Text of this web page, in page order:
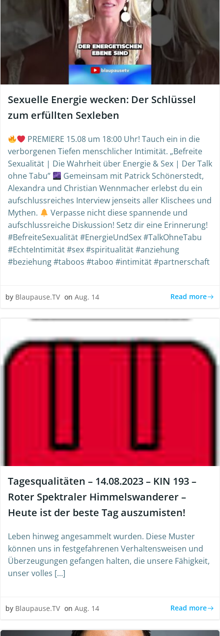
Sexuelle Energie wecken: Der Schlüssel
zum erfüllten Sexleben
PREMIERE 15.08 um 18:00 Uhr! Tauch ein in die
verborgenen Tiefen menschlicher Intimität. „Befreite
Sexualität | Die Wahrheit über Energie & Sex | Der Talk
ohne Tabu”
Gemeinsam mit Patrick Schönerstedt,
Alexandra und Christian Wennmacher erlebst du ein
aufschlussreiches Interview jenseits aller Klischees und
Mythen.
Verpasse nicht diese spannende und
aufschlussreiche Diskussion! Setz dir eine Erinnerung!
#BefreiteSexualität #EnergieUndSex #TalkOhneTabu
#EchteIntimität #sex #spiritualität #anziehung
#beziehung #taboos #taboo #intimität #partnerschaft
by Blaupause.TV on Aug. 14 Read more
Tagesqualitäten – 14.08.2023 – KIN 193 –
Roter Spektraler Himmelswanderer –
Heute ist der beste Tag auszumisten!
Leben hinweg angesammelt wurden. Diese Muster
können uns in festgefahrenen Verhaltensweisen und
Überzeugungen gefangen halten, die unsere Fähigkeit,
unser volles […]
by Blaupause.TV on Aug. 14 Read more